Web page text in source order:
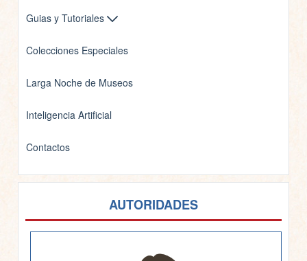
Guias y Tutoriales
Colecciones Especiales
Larga Noche de Museos
Inteligencia Artificial
Contactos
AUTORIDADES